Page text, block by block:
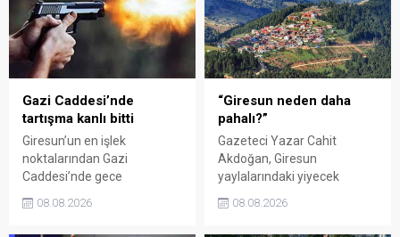
Kadın El Emeği Pazarı'nın
süresi de 16 Ağustos'a
kadar uzatıldı.
emeğinin karşılığını
alamadığını savunarak,
Giresun milletvekillerini
sessiz kalmakla suçladı.
Gazi Caddesi’nde
tartışma kanlı bitti
Giresun’un en işlek
noktalarından Gazi
Caddesi’nde gece
kavgada A.E. ayağından
08.08.2026
“Giresun neden daha
pahalı?”
Gazeteci Yazar Cahit
Akdoğan, Giresun
yaylalarındaki yiyecek
belirgin biçimde yüksek
08.08.2026